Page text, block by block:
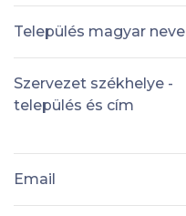
Település magyar neve
Szervezet székhelye -
település és cím
Email